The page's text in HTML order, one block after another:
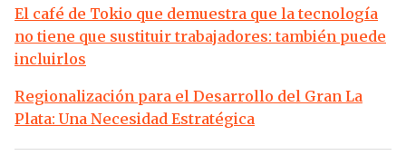
El café de Tokio que demuestra que la tecnología
no tiene que sustituir trabajadores: también puede
incluirlos
Regionalización para el Desarrollo del Gran La
Plata: Una Necesidad Estratégica